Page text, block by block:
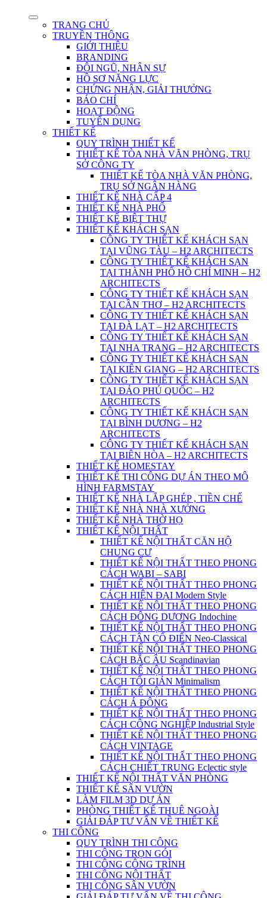
TRANG CHỦ
TRUYỀN THÔNG
GIỚI THIỆU
BRANDING
ĐỘI NGŨ, NHÂN SỰ
HỒ SƠ NĂNG LỰC
CHỨNG NHẬN, GIẢI THƯỞNG
BÁO CHÍ
HOẠT ĐỘNG
TUYỂN DỤNG
THIẾT KẾ
QUY TRÌNH THIẾT KẾ
THIẾT KẾ TÒA NHÀ VĂN PHÒNG, TRỤ
SỞ CÔNG TY
THIẾT KẾ TÒA NHÀ VĂN PHÒNG,
TRỤ SỞ NGÂN HÀNG
THIẾT KẾ NHÀ CẤP 4
THIẾT KẾ NHÀ PHỐ
THIẾT KẾ BIỆT THỰ
THIẾT KẾ KHÁCH SẠN
CÔNG TY THIẾT KẾ KHÁCH SẠN
TẠI VŨNG TÀU – H2 ARCHITECTS
CÔNG TY THIẾT KẾ KHÁCH SẠN
TẠI THÀNH PHỐ HỒ CHÍ MINH – H2
ARCHITECTS
CÔNG TY THIẾT KẾ KHÁCH SẠN
TẠI CẦN THƠ – H2 ARCHITECTS
CÔNG TY THIẾT KẾ KHÁCH SẠN
TẠI ĐÀ LẠT – H2 ARCHITECTS
CÔNG TY THIẾT KẾ KHÁCH SẠN
TẠI NHA TRANG – H2 ARCHITECTS
CÔNG TY THIẾT KẾ KHÁCH SẠN
TẠI KIÊN GIANG – H2 ARCHITECTS
CÔNG TY THIẾT KẾ KHÁCH SẠN
TẠI ĐẢO PHÚ QUỐC – H2
ARCHITECTS
CÔNG TY THIẾT KẾ KHÁCH SẠN
TẠI BÌNH DƯƠNG – H2
ARCHITECTS
CÔNG TY THIẾT KẾ KHÁCH SẠN
TẠI BIÊN HÒA – H2 ARCHITECTS
THIẾT KẾ HOMESTAY
THIẾT KẾ THI CÔNG DỰ ÁN THEO MÔ
HÌNH FARMSTAY
THIẾT KẾ NHÀ LẮP GHÉP , TIỀN CHẾ
THIẾT KẾ NHÀ NHÀ XƯỞNG
THIẾT KẾ NHÀ THỜ HỌ
THIẾT KẾ NỘI THẤT
THIẾT KẾ NỘI THẤT CĂN HỘ
CHUNG CƯ
THIẾT KẾ NỘI THẤT THEO PHONG
CÁCH WABI – SABI
THIẾT KẾ NỘI THẤT THEO PHONG
CÁCH HIỆN ĐẠI Modern Style
THIẾT KẾ NỘI THẤT THEO PHONG
CÁCH ĐÔNG DƯƠNG Indochine
THIẾT KẾ NỘI THẤT THEO PHONG
CÁCH TÂN CỔ ĐIỂN Neo-Classical
THIẾT KẾ NỘI THẤT THEO PHONG
CÁCH BẮC ÂU Scandinavian
THIẾT KẾ NỘI THẤT THEO PHONG
CÁCH TỐI GIẢN Minimalism
THIẾT KẾ NỘI THẤT THEO PHONG
CÁCH Á ĐÔNG
THIẾT KẾ NỘI THẤT THEO PHONG
CÁCH CÔNG NGHIỆP Industrial Style
THIẾT KẾ NỘI THẤT THEO PHONG
CÁCH VINTAGE
THIẾT KẾ NỘI THẤT THEO PHONG
CÁCH CHIẾT TRUNG Eclectic style
THIẾT KẾ NỘI THẤT VĂN PHÒNG
THIẾT KẾ SÂN VƯỜN
LÀM FILM 3D DỰ ÁN
PHÒNG THIẾT KẾ THUÊ NGOÀI
GIẢI ĐÁP TƯ VẤN VỀ THIẾT KẾ
THI CÔNG
QUY TRÌNH THI CÔNG
THI CÔNG TRỌN GÓI
THI CÔNG CÔNG TRÌNH
THI CÔNG NỘI THẤT
THI CÔNG SÂN VƯỜN